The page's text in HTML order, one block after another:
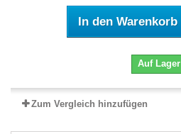
In den Warenkorb
Auf Lager
Zum Vergleich hinzufügen